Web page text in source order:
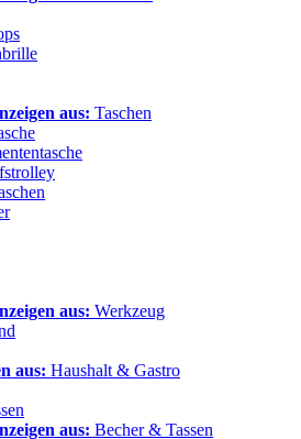
aus: Taschen
aus: Werkzeug
aus: Haushalt & Gastro
aus: Becher & Tassen